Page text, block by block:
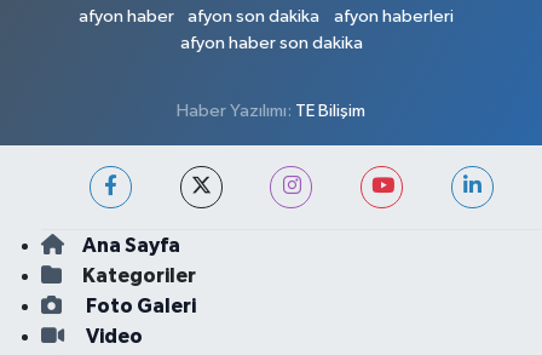
afyon haber
afyon son dakika
afyon haberleri
afyon haber son dakika
Haber Yazılımı: TE Bilişim
Ana Sayfa
Kategoriler
Foto Galeri
Video